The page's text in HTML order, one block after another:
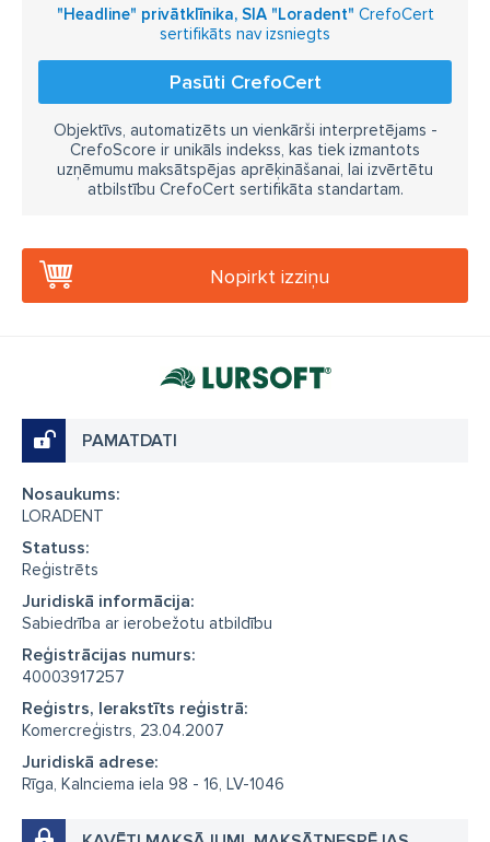
"Headline" privātklīnika, SIA "Loradent" CrefoCert
sertifikāts nav izsniegts
Pasūti CrefoCert
Objektīvs, automatizēts un vienkārši interpretējams -
CrefoScore ir unikāls indekss, kas tiek izmantots
uzņēmumu maksātspējas aprēķināšanai, lai izvērtētu
atbilstību CrefoCert sertifikāta standartam.
Nopirkt izziņu
PAMATDATI
Nosaukums:
LORADENT
Statuss:
Reģistrēts
Juridiskā informācija:
Sabiedrība ar ierobežotu atbildību
Reģistrācijas numurs:
40003917257
Reģistrs, Ierakstīts reģistrā:
Komercreģistrs, 23.04.2007
Juridiskā adrese:
Rīga, Kalnciema iela 98 - 16, LV-1046